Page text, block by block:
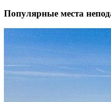
Популярные места